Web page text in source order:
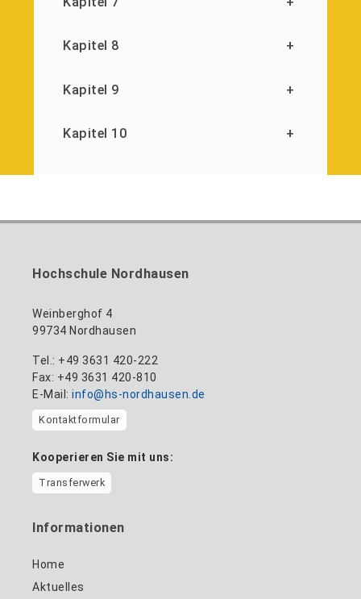
Kapitel 8 +
Kapitel 9 +
Kapitel 10 +
Hochschule Nordhausen
Weinberghof 4
99734 Nordhausen
Tel.: +49 3631 420-222
Fax: +49 3631 420-810
E-Mail: info@hs-nordhausen.de
Kontaktformular
Kooperieren Sie mit uns:
Transferwerk
Informationen
Home
Aktuelles